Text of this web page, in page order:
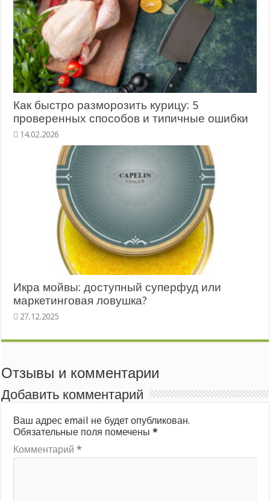
Как быстро разморозить курицу: 5
проверенных способов и типичные ошибки
Икра мойвы: доступный суперфуд или
маркетинговая ловушка?
Отзывы и комментарии
Добавить комментарий
Ваш адрес email не будет опубликован.
Обязательные поля помечены*
Комментарий*